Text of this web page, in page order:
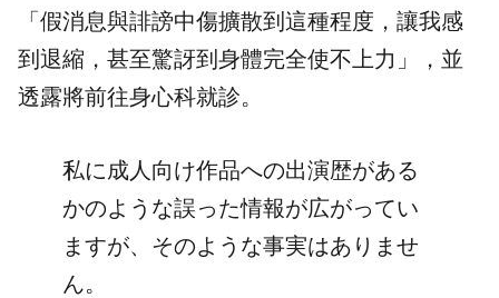
「假消息與誹謗中傷擴散到這種程度，讓我感
到退縮，甚至驚訝到身體完全使不上力」，並
透露將前往身心科就診。
私に成人向け作品への出演歴がある
かのような誤った情報が広がってい
ますが、そのような事実はありませ
ん。